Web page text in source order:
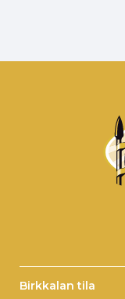
Birkkalan tila